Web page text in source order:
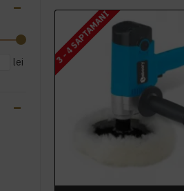
lei 3 - 4 SAPTAMANI